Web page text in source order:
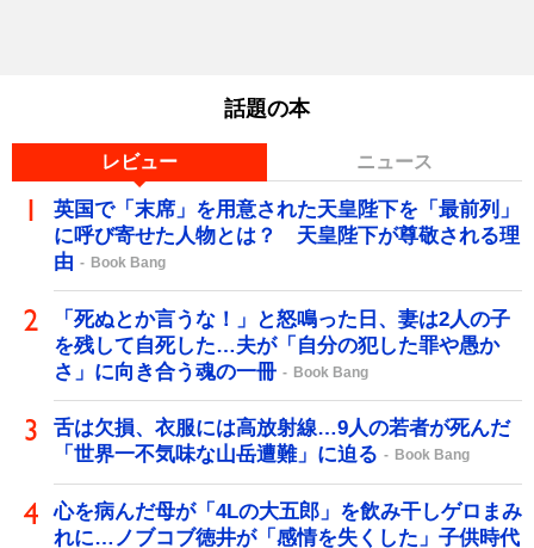
話題の本
レビュー ニュース
英国で「末席」を用意された天皇陛下を「最前列」
に呼び寄せた人物とは？ 天皇陛下が尊敬される理
由
Book Bang
「死ぬとか言うな！」と怒鳴った日、妻は2人の子
を残して自死した…夫が「自分の犯した罪や愚か
さ」に向き合う魂の一冊
Book Bang
舌は欠損、衣服には高放射線…9人の若者が死んだ
「世界一不気味な山岳遭難」に迫る
Book Bang
心を病んだ母が「4Lの大五郎」を飲み干しゲロまみ
れに…ノブコブ徳井が「感情を失くした」子供時代